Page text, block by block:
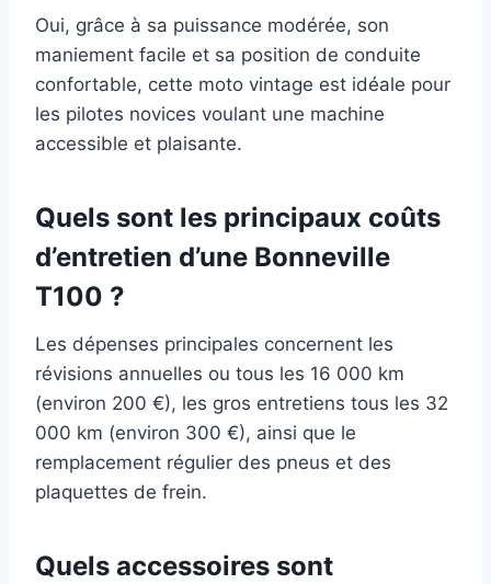
Oui, grâce à sa puissance modérée, son
maniement facile et sa position de conduite
confortable, cette moto vintage est idéale pour
les pilotes novices voulant une machine
accessible et plaisante.
Quels sont les principaux coûts
d’entretien d’une Bonneville
T100 ?
Les dépenses principales concernent les
révisions annuelles ou tous les 16 000 km
(environ 200 €), les gros entretiens tous les 32
000 km (environ 300 €), ainsi que le
remplacement régulier des pneus et des
plaquettes de frein.
Quels accessoires sont